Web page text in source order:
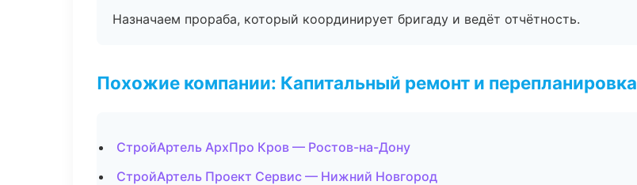
Назначаем прораба, который координирует бригаду и ведёт отчётность.
Похожие компании: Капитальный ремонт и перепланировка
СтройАртель АрхПро Кров — Ростов-на-Дону
СтройАртель Проект Сервис — Нижний Новгород